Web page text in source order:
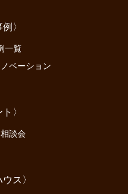
〉
一覧
ベーション
〉
談会
ス〉